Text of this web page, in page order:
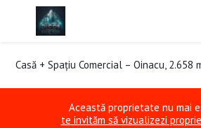
Casă + Spațiu Comercial – Oinacu, 2.658
Această proprietate nu mai
te invităm să vizualizezi